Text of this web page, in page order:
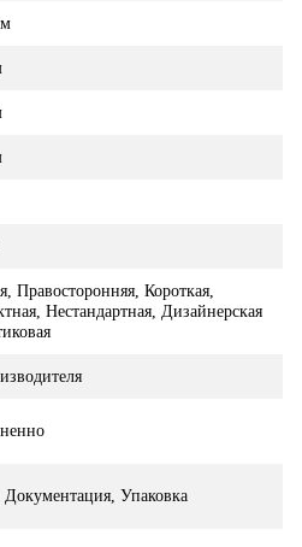
Правосторонняя, Короткая,
Нестандартная, Дизайнерская
Упаковка